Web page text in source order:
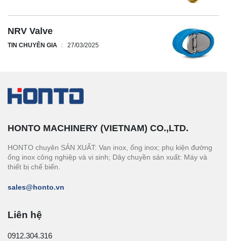
NRV Valve
TIN CHUYÊN GIA 27/03/2025
HONTO MACHINERY (VIETNAM) CO.,LTD.
HONTO chuyên SẢN XUẤT: Van inox, ống inox; phụ kiện đường
ống inox công nghiệp và vi sinh; Dây chuyền sản xuất: Máy và
thiết bị chế biến.
sales@honto.vn
Liên hệ
0912.304.316